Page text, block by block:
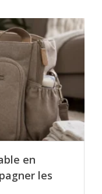
en
les